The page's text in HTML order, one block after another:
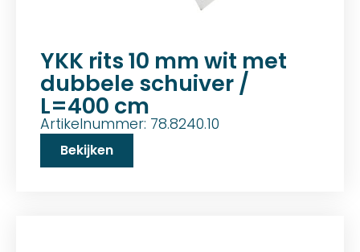
YKK rits 10 mm wit met
dubbele schuiver /
L=400 cm
Artikelnummer: 78.8240.10
Bekijken